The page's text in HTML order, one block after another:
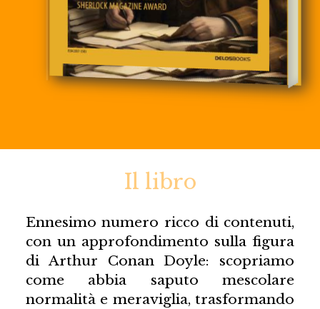
Il libro
Ennesimo numero ricco di contenuti,
con un approfondimento sulla figura
di Arthur Conan Doyle: scopriamo
come abbia saputo mescolare
normalità e meraviglia, trasformando